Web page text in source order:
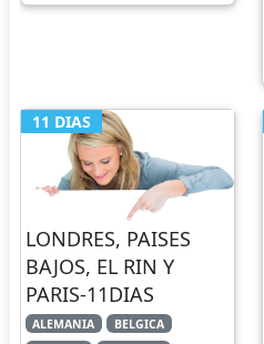
11 DIAS
LONDRES, PAISES
BAJOS, EL RIN Y
PARIS-11DIAS
ALEMANIA
BELGICA